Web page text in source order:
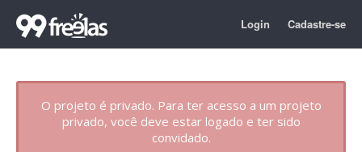
Login Cadastre-se
O projeto é privado. Para ter acesso a um projeto
privado, você deve estar logado e ter sido
convidado.